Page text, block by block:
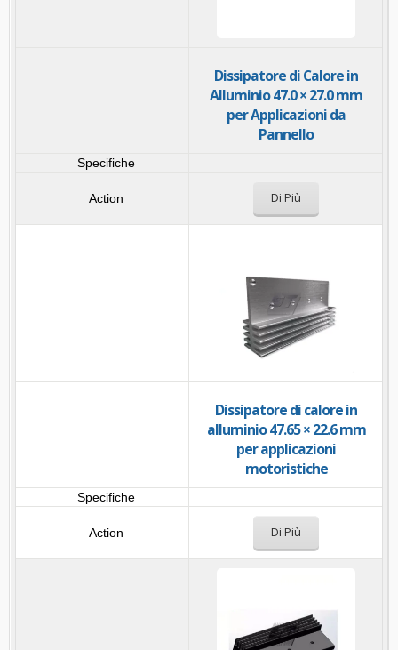
Dissipatore di Calore in
Alluminio 47.0 × 27.0 mm
per Applicazioni da
Pannello
Di Più
Dissipatore di calore in
alluminio 47.65 × 22.6 mm
per applicazioni
motoristiche
Di Più